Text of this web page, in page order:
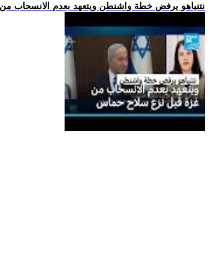
.. نتنياهو يرفض خطة واشنطن ويتعهد بعدم الانسحاب